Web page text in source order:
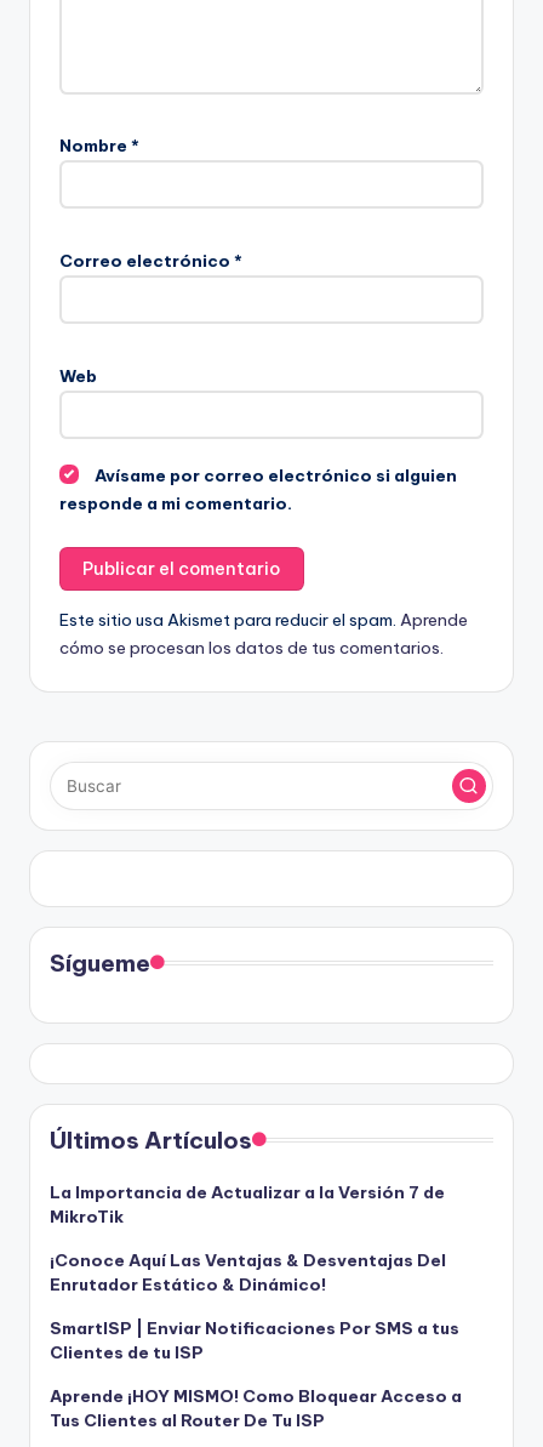
Nombre *
Correo electrónico *
Web
Avísame por correo electrónico si alguien
responde a mi comentario.
Este sitio usa Akismet para reducir el spam. Aprende
cómo se procesan los datos de tus comentarios.
Sígueme
Últimos Artículos
La Importancia de Actualizar a la Versión 7 de
MikroTik
¡Conoce Aquí Las Ventajas & Desventajas Del
Enrutador Estático & Dinámico!
SmartISP | Enviar Notificaciones Por SMS a tus
Clientes de tu ISP
Aprende ¡HOY MISMO! Como Bloquear Acceso a
Tus Clientes al Router De Tu ISP